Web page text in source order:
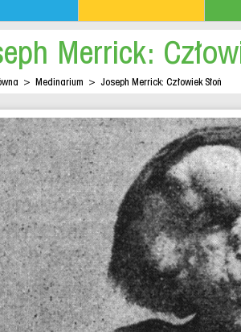
Merrick:
> Medinarium > Joseph Merrick: Człowiek Słoń